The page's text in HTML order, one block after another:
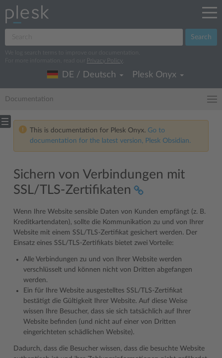
Search
We log search terms to improve our documentation.
For more information, read our
Privacy Policy
DE / Deutsch Plesk Onyx
Documentation
This is documentation for Plesk Onyx. Go to
documentation for the latest version, Plesk Obsidian.
Sichern von Verbindungen mit
SSL/TLS-Zertifikaten
Wenn Ihre Website sensible Daten von Kunden empfängt (z. B.
Kreditkartendaten), sollte die Kommunikation zu und von Ihrer
Website mit einem SSL/TLS-Zertifikat gesichert werden. Der
Einsatz eines SSL/TLS-Zertifikats bietet zwei Vorteile:
Alle Verbindungen zu und von Ihrer Website werden
verschlüsselt und können nicht von Dritten abgefangen
werden.
Ein für Ihre Website ausgestelltes SSL/TLS-Zertifikat
bestätigt die Gültigkeit Ihrer Website. Auf diese Weise
wissen Ihre Besucher, dass sie sich tatsächlich auf Ihrer
Website befinden (und nicht auf einer von Dritten
eingerichteten schädlichen Website).
Dadurch, dass die Besucher wissen, dass die besuchte Website